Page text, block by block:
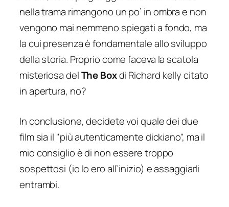
nella trama rimangono un po’ in ombra e non
vengono mai nemmeno spiegati a fondo, ma
la cui presenza è fondamentale allo sviluppo
della storia. Proprio come faceva la scatola
misteriosa delThe Boxdi Richard kelly citato
in apertura, no?
In conclusione, decidete voi quale dei due
film sia il "più autenticamente dickiano", ma il
mio consiglio è di non essere troppo
sospettosi (io lo ero all’inizio) e assaggiarli
entrambi.